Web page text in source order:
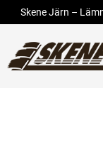
Skene Järn –